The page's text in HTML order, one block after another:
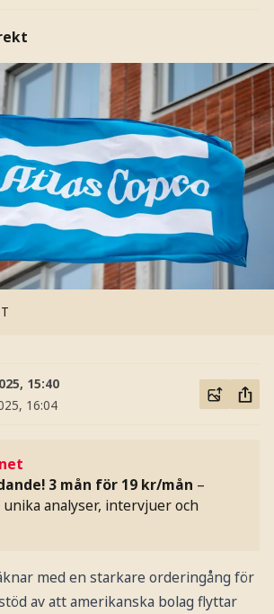
15:40
16:04
3 mån för 19 kr/mån –
analyser, intervjuer och
med en starkare orderingång för
av att amerikanska bolag flyttar